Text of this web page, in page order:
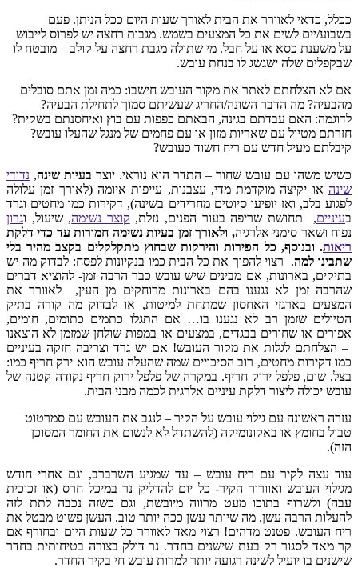
ככלל, כדאי לאוורר את הבית לאורך שעות היום ככל הניתן. פעם
בשבוע/יים לשים את כל המצעים בשמש. מגבות רחצה יש לפרוס לייבוש
על משענת כסא או על חבל. מי שתולה מגבת רחצה על קולב – מובטח לו
שבקפלים שלה ישגשג לו בנחת עובש.
אם לא הצלחתם לאתר את מקור העובש חישבו: כמה זמן אתם סובלים
מהבעיה? מה הדבר השונה/החריג שעשיתם סמוך לתחילת הבעיה?
לדוגמה: האם עבדתם בגינה, הבאתם כפפות עם בוץ ואיחסנתם בשקית?
חזרתם מטיול עם שאריות מזון או עם פחמים של מנגל שהעלו עובש?
קיבלתם מעיל חדש עם ריח חשוד כעובש?
כשיש משהו עם עובש שחור – התדר הוא נוראי. יוצר בעיות שינה, נדודי
שינה או יקיצה מוקדמת מדי, עצבנות, עייפות איומה (לאורך זמן עלולה
לפגוע בלב, ואז יופיעו סיוטים מחרידים בשינה), דקירות כמו מחטים וגרד
בעיניים, תחושת שריפה בעור הפנים, נזלת, קוצר נשימה, שיעול, וגרון
נפוח ושאר סימני אלרגיה, ולאורך זמן בעיות נשימה חמורות עד כדי דלקת
ריאות. ובנוסף, כל הפירות והירקות שבחוץ מתקלקלים בקצב מהיר בלי
שתבינו למה. רצוי להפוך את כל הבית כמו בנקיונות לפסח: לבדוק מה יש
בתיקים, בארונות, אם מבינים שיש עובש כבר הרבה זמן- להוציא דברים
שהרבה זמן לא נגענו בהם בארונות מרוחקים מן העין, לאוורר את
המצעים בארגזי האחסון שמתחת למיטות, או לבדוק מה קורה בתיק
הטיולים שזמן רב לא נגענו בו… אם התגלו כתמים כתומים, חומים,
אפורים או שחורים בבגדים, במצעים או במפות שולחן שמזמן לא הוצאנו
– הצלחתם לגלות את מקור העובש! אם יש גרד וצריבה חזקה בעיניים
כמו דקירות מחטים, רוב הסיכויים שמה שהעלה עובש הוא ירק חריף כמו:
בצל, שום, פלפל ירוק חריף. במקרה של פלפל ירוק חריף נקודה קטנה של
עובש יכולה ליצור דלקת עיניים אלרגית לכמה מבני הבית.
עזרה ראשונה עם גילוי עובש על הקיר – לנגב את העובש עם סמרטוט
טבול בחומץ או באקונומיקה (להשתדל לא לנשום את החומר המסוכן
הזה).
עוד עצה לקיר עם ריח עובש – עד שמגיע השרברב, וגם אחרי חודש
מגילוי העובש ואוורור הקיר- כל יום להדליק נר במיכל חרס (או זכוכית
עבה) ולשרוף בתוכו מעט מרווה מיובשת, וגם כשזה נכבה לתת לזה
להעלות הרבה עשן. מה שיותר עשן ככה יותר טוב. העשן פשוט מבטל את
ריח העובש. פטנט מדהים! רצוי מאד לאוורר כל שעות היום ובחורף אם
קר מאד לסגור רק בעת שישנים בחדר. נר דולק בצורה בטיחותית בחדר
שישנים בו יועיל לשינה רגועה יותר למרות עובש חי בקיר החדר.